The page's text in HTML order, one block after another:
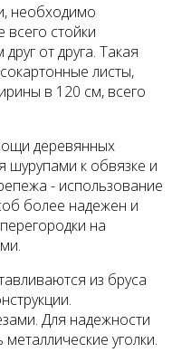
необходимо
всего стойки
от друга. Такая
листы,
в 120 см, всего
деревянных
шурупами к обвязке и
- использование
более надежен и
на
из бруса
Для надежности
уголки.